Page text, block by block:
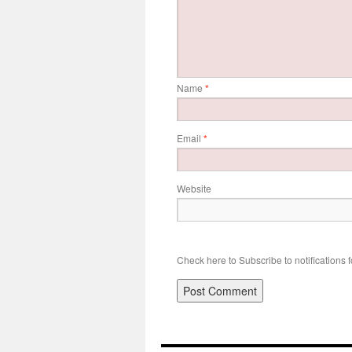
Name *
Email *
Website
Check here to Subscribe to notifications